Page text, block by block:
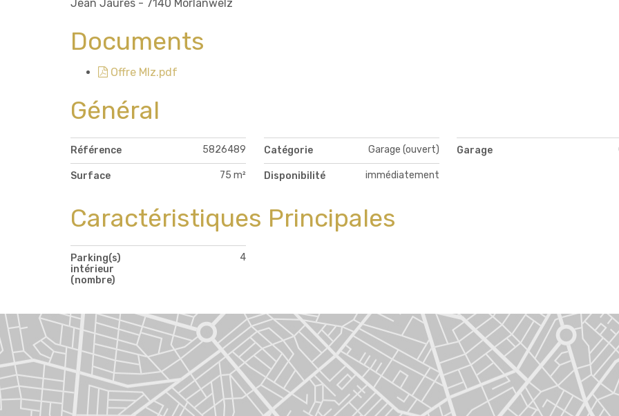
Jean Jaures - 7140 Morlanwelz
Documents
Offre Mlz.pdf
Général
Référence 5826489 Catégorie Garage (ouvert) Garage
Surface 75 m² Disponibilité immédiatement
Caractéristiques Principales
Parking(s)
intérieur
(nombre)
4